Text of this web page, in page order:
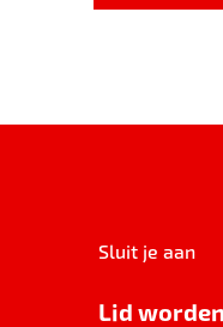
Sluit je aan
Lid worden